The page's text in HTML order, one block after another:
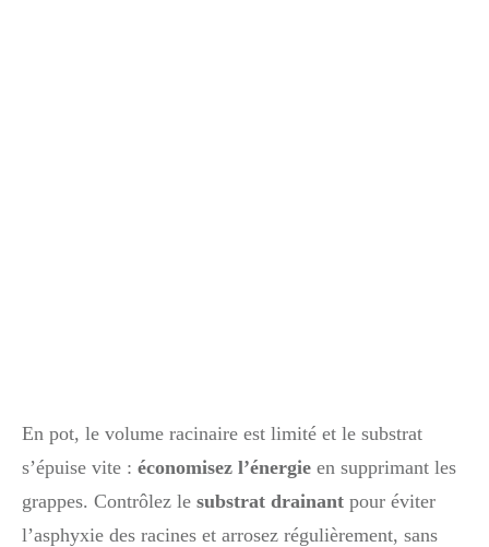
En pot, le volume racinaire est limité et le substrat
s’épuise vite : économisez l’énergie en supprimant les
grappes. Contrôlez le substrat drainant pour éviter
l’asphyxie des racines et arrosez régulièrement, sans